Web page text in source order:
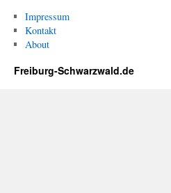
Impressum
Kontakt
About
Freiburg-Schwarzwald.de